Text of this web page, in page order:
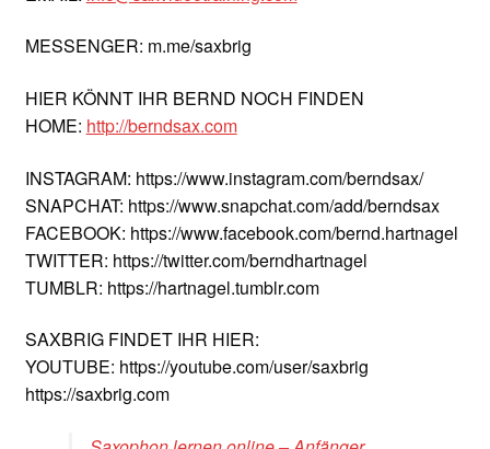
MESSENGER: m.me/saxbrig
HIER KÖNNT IHR BERND NOCH FINDEN
HOME: http://berndsax.com
INSTAGRAM: https://www.instagram.com/berndsax/
SNAPCHAT: https://www.snapchat.com/add/berndsax
FACEBOOK: https://www.facebook.com/bernd.hartnagel
TWITTER: https://twitter.com/berndhartnagel
TUMBLR: https://hartnagel.tumblr.com
SAXBRIG FINDET IHR HIER:
YOUTUBE: https://youtube.com/user/saxbrig
https://saxbrig.com